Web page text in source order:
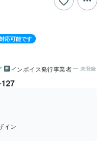
対応可能です
インボイス発行事業者 未登録
127
イン